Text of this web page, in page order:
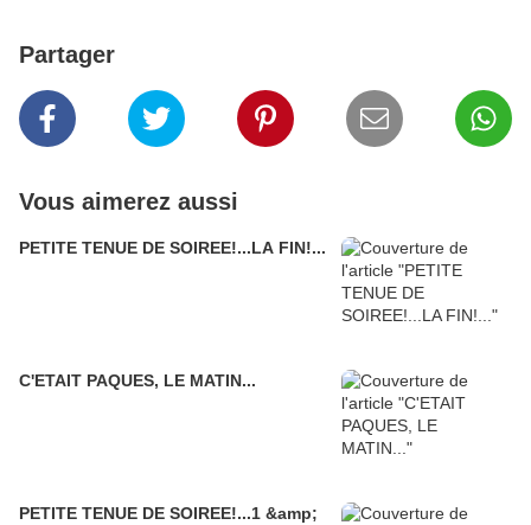
Partager
Vous aimerez aussi
PETITE TENUE DE SOIREE!...LA FIN!...
C'ETAIT PAQUES, LE MATIN...
PETITE TENUE DE SOIREE!...1 &amp;